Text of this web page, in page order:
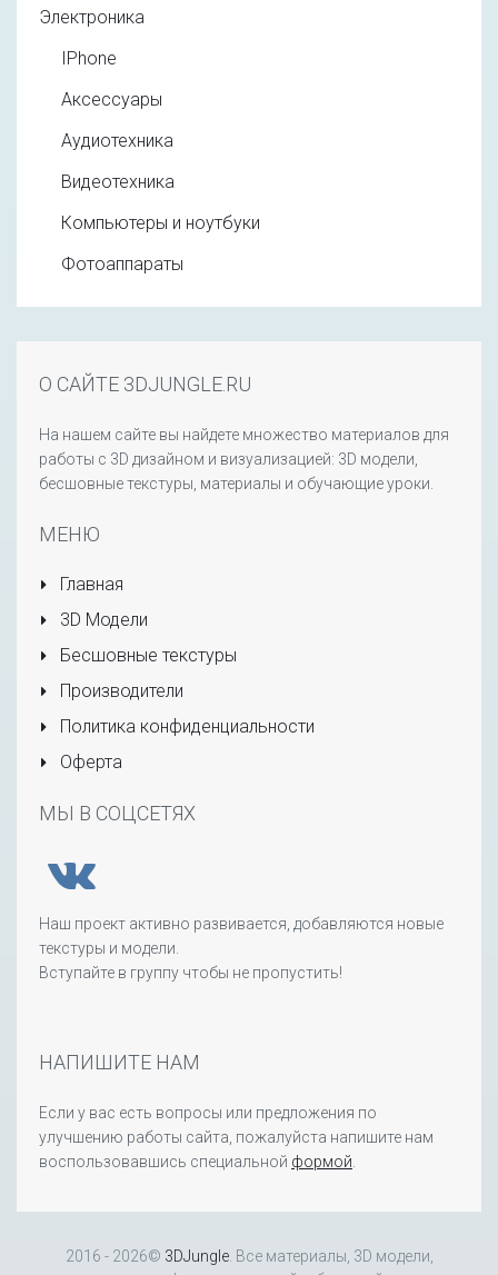
Электроника
IPhone
Аксессуары
Аудиотехника
Видеотехника
Компьютеры и ноутбуки
Фотоаппараты
О САЙТЕ 3DJUNGLE.RU
На нашем сайте вы найдете множество материалов для
работы с 3D дизайном и визуализацией: 3D модели,
бесшовные текстуры, материалы и обучающие уроки.
МЕНЮ
Главная
3D Модели
Бесшовные текстуры
Производители
Политика конфиденциальности
Оферта
МЫ В СОЦСЕТЯХ
Наш проект активно развивается, добавляются новые
текстуры и модели.
Вступайте в группу чтобы не пропустить!
НАПИШИТЕ НАМ
Если у вас есть вопросы или предложения по
улучшению работы сайта, пожалуйста напишите нам
воспользовавшись специальной формой
2016 - 2026© 3DJungle. Все материалы, 3D модели,